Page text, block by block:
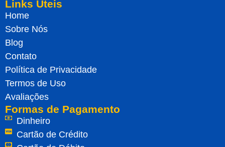
Links Úteis
Home
Sobre Nós
Blog
Contato
Política de Privacidade
Termos de Uso
Avaliações
Formas de Pagamento
Dinheiro
Cartão de Crédito